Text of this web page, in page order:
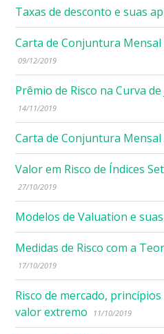
Taxas de desconto e suas
Carta de Conjuntura
09/12/2019
Prêmio de Risco na Curva
14/11/2019
Carta de Conjuntura
Valor em Risco de Índices
27/10/2019
Modelos de Valuation e
Medidas de Risco com a
17/10/2019
Risco de mercado,
valor extremo
11/10/2019